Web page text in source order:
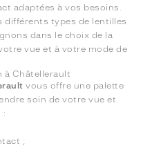
adaptées à vos besoins.
différents types de lentilles
dans le choix de la
vue et à votre mode de
à Châtellerault
vous offre une palette
soin de votre vue et
:
;